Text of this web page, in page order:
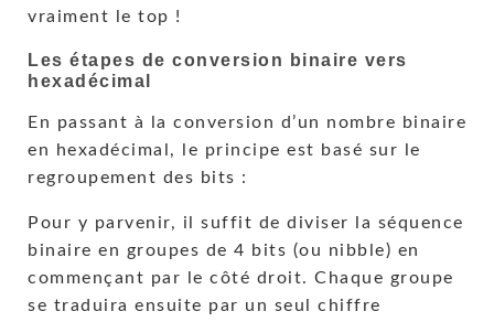
vraiment le top !
Les étapes de conversion binaire vers
hexadécimal
En passant à la conversion d’un nombre binaire
en hexadécimal, le principe est basé sur le
regroupement des bits :
Pour y parvenir, il suffit de diviser la séquence
binaire en groupes de 4 bits (ou nibble) en
commençant par le côté droit. Chaque groupe
se traduira ensuite par un seul chiffre